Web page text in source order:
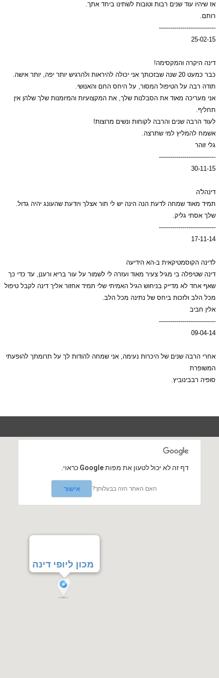
אז שיהיו עוד שנים רבות וטובות לשתינו ביחד אתך.
רותם.
-----------------------------
25-02-15
דינה היקרה והמקסימה!
כבר כמעט 20 שנה שבזכותך אני יכולה להיראות ולהרגיש יותר יפה, יותר אישה.
תודה רבה על הטיפול המסור, על היחס החם והאנושי.
אני מעריכה מאוד את הסבלנות שלך, את המקצועיות והמיומנות שלך שלהן אין
תחליף.
לעוד הרבה שנים והרבה לקוחות ונשים מרוצות!
אשמח להמליץ למי שתרצה.
גלי זוהר
-----------------------------
30-11-15
דינהל'ה
תמיד מאוד שמחה לדעת הנה הינה יש לי תור אצלך ויודעת שהעונג יהיה גדול.
שלך אסתי גליק.
-----------------------------
17-11-14
לדינה הקוסמטיקאית ב-הא הידיעה
דינה שטיפלה בי מגיל צעיר מאוד ועזרה לי לשמור על עור בריא ורענן, עד כדי כך
שאף אחד לא מדייק בניחוש הגיל האמיתי שלי תמיד אחזור אליך דינה לקבל טיפול
מכל הלב ולזכות ביחס של נתינה מכל הלב.
אלין חביב
-----------------------------
09-04-14
אחרי הרבה שנים של היכרות נעימה, אני שמחה להודות לך על תרומתך להופעתי
המשופרת
סופיה רבבינוביץ.
מכון ליופי דינה
‏דף זה לא יכול לטעון את מפות Google כראוי.
האם האתר הזה בבעלותך? אישור